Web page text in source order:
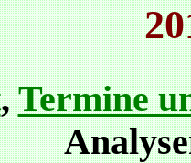
,Termine